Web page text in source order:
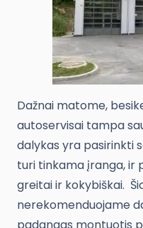
Dažnai matome,
autoservisai tampa
dalykas yra pasirinkti
turi tinkama įranga, ir
greitai ir kokybiškai.
nerekomenduojame